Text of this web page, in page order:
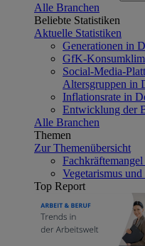
Alle Branchen
Beliebte Statistiken
Aktuelle Statistiken
Generationen in
GfK-
Social-Media-
Altersgruppen in
Inflationsrate in
Entwicklung der
Alle Branchen
Themen
Zur Themenübersicht
Vegetarismus
Top Report